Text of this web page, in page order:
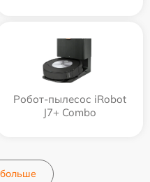
Робот-пылесос iRobot
J7+ Combo